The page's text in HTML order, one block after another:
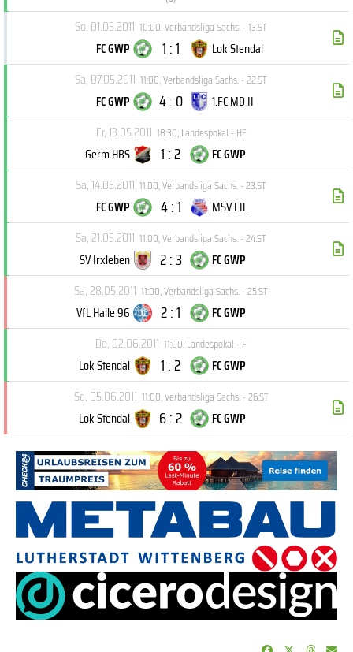
So, 01.05.2011 10:00,Verbandsliga Sachs. - 13.ST
FC GWP 1 : 1
Lok Stendal
Sa, 07.05.2011 11:00,Verbandsliga Sachs. - 22.ST
FC GWP 4 : 0
1.FC MD II
Fr, 13.05.2011 18:30,Landespokal - HF
Germ.HBS 1 : 2
FC GWP
Sa, 14.05.2011 11:00,Verbandsliga Sachs. - 23.ST
FC GWP 4 : 1
MSV EIL
Sa, 21.05.2011 11:00,Verbandsliga Sachs. - 24.ST
SV Irxleben 2 : 3
FC GWP
Sa, 28.05.2011 11:00,Verbandsliga Sachs. - 25.ST
VfL Halle 96 2 : 1
FC GWP
Do, 02.06.2011 11:00,Landespokal - F
Lok Stendal 1 : 2
FC GWP
So, 05.06.2011 11:00,Verbandsliga Sachs. - 26.ST
Lok Stendal 6 : 2 FC GWP